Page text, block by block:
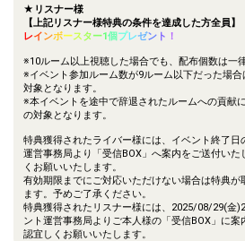
16
い？
あなたの憧れている有
発表してください♪
18
自分の座右の銘を発表
う！
てみよう！
20 36000
【お題】最近で一番お
21 42000
願いが1つ叶うとしたら
お願いするか話そう！
もしテレビ番組に出演
★リスナー様
【上記リスナー様特典の条件を達成した方全員】
レインボースター1個プレゼン ト ！
※10ルーム以上視聴した場合でも、配布個数は一
※イベント参加ルーム数が9ルーム以下だった場
対象となります。
※本イベントを途中で辞退されたルームへの貢献
の対象となります。
特典獲得されたライバー様には、イベント終了日
運営事務局より「受信BOX」へ案内をご送付いた
くお願いいたします。
有効期限までにご対応いただけない場合は特典
ます。予めご了承ください。
特典獲得されたリスナー様には、2025/08/29(金
ント運営事務局よりご本人様の「受信BOX」に
認宜しくお願いいたします。